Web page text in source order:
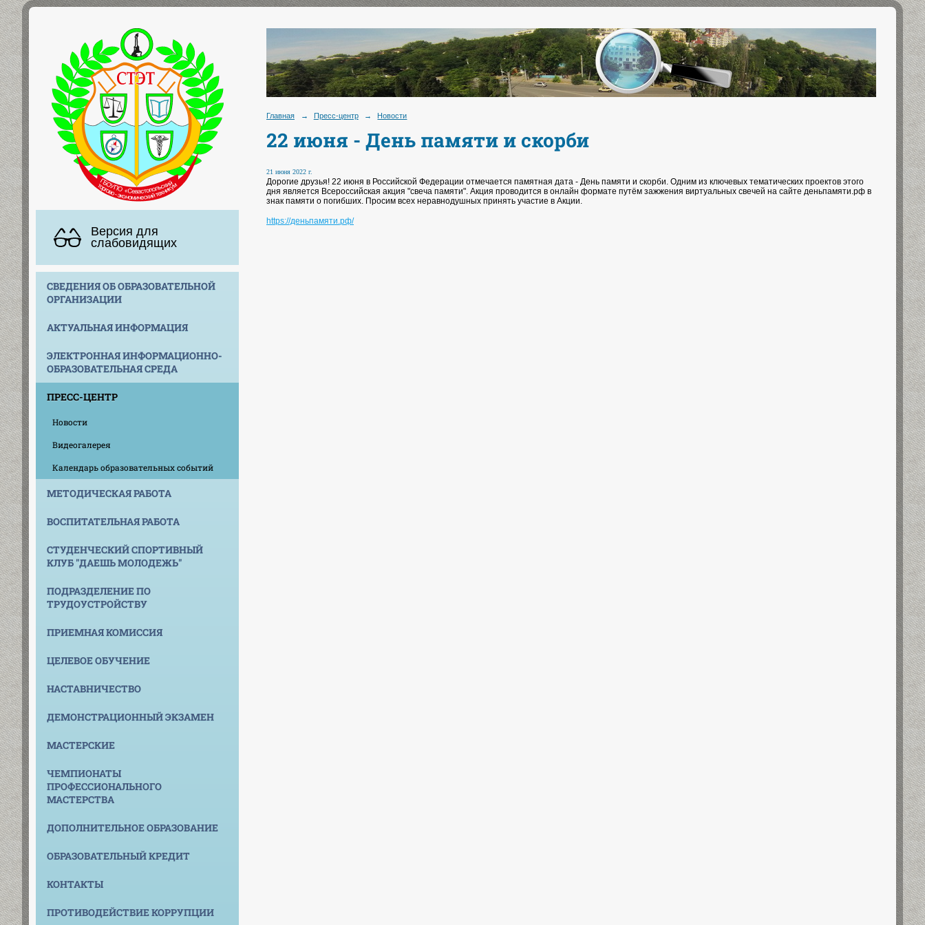
Версия для
слабовидящих
СВЕДЕНИЯ ОБ ОБРАЗОВАТЕЛЬНОЙ
ОРГАНИЗАЦИИ
АКТУАЛЬНАЯ ИНФОРМАЦИЯ
ЭЛЕКТРОННАЯ ИНФОРМАЦИОННО-
ОБРАЗОВАТЕЛЬНАЯ СРЕДА
ПРЕСС-ЦЕНТР
Новости
Видеогалерея
Календарь образовательных событий
МЕТОДИЧЕСКАЯ РАБОТА
ВОСПИТАТЕЛЬНАЯ РАБОТА
СТУДЕНЧЕСКИЙ СПОРТИВНЫЙ
КЛУБ "ДАЕШЬ МОЛОДЕЖЬ"
ПОДРАЗДЕЛЕНИЕ ПО
ТРУДОУСТРОЙСТВУ
ПРИЕМНАЯ КОМИССИЯ
ЦЕЛЕВОЕ ОБУЧЕНИЕ
НАСТАВНИЧЕСТВО
ДЕМОНСТРАЦИОННЫЙ ЭКЗАМЕН
МАСТЕРСКИЕ
ЧЕМПИОНАТЫ
ПРОФЕССИОНАЛЬНОГО
МАСТЕРСТВА
ДОПОЛНИТЕЛЬНОЕ ОБРАЗОВАНИЕ
ОБРАЗОВАТЕЛЬНЫЙ КРЕДИТ
КОНТАКТЫ
ПРОТИВОДЕЙСТВИЕ КОРРУПЦИИ
Главная → Пресс-центр → Новости
22 июня - День памяти и скорби
21 июня 2022 г.
Дорогие друзья! 22 июня в Российской Федерации отмечается памятная дата - День памяти и скорби. Одним из ключевых тематических проектов этого
дня является Всероссийская акция "свеча памяти". Акция проводится в онлайн формате путём зажжения виртуальных свечей на сайте деньпамяти.рф в
знак памяти о погибших. Просим всех неравнодушных принять участие в Акции.
https://деньпамяти.рф/